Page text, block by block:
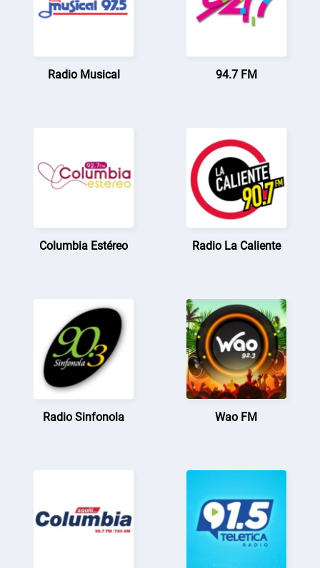
Radio Musical 94.7 FM
Columbia Estéreo Radio La Caliente
Radio Sinfonola Wao FM